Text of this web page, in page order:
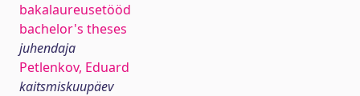
bakalaureusetööd
bachelor's theses
juhendaja
Petlenkov, Eduard
kaitsmiskuupäev